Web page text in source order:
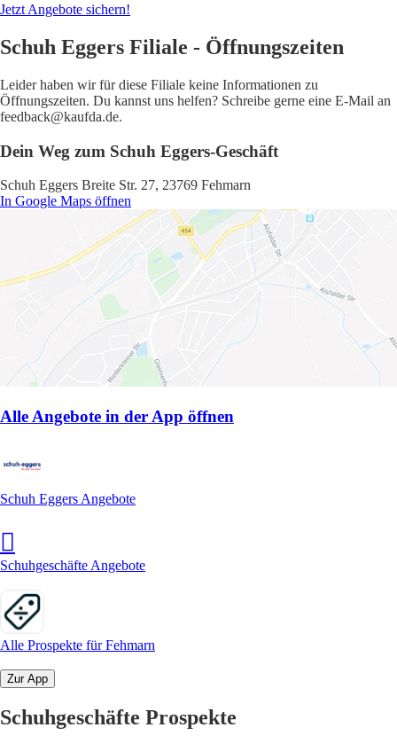
Jetzt Angebote sichern!
Schuh Eggers Filiale - Öffnungszeiten
Leider haben wir für diese Filiale keine Informationen zu
Öffnungszeiten. Du kannst uns helfen? Schreibe gerne eine E-Mail an
feedback@kaufda.de.
Dein Weg zum Schuh Eggers-Geschäft
Schuh Eggers Breite Str. 27, 23769 Fehmarn
In Google Maps öffnen
Alle Angebote in der App öffnen
Schuh Eggers Angebote
Schuhgeschäfte Angebote
Alle Prospekte für Fehmarn
Zur App
Schuhgeschäfte Prospekte